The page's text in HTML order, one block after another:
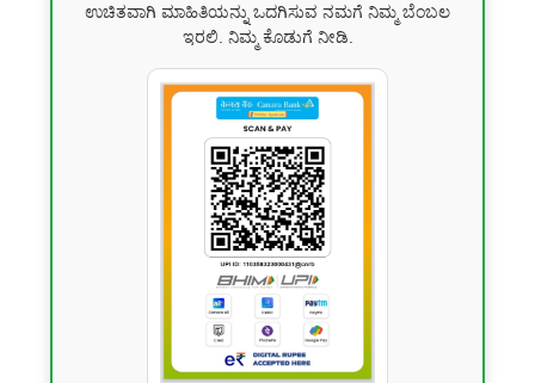
ಉಚಿತವಾಗಿ ಮಾಹಿತಿಯನ್ನು ಒದಗಿಸುವ ನಮಗೆ ನಿಮ್ಮ ಬೆಂಬಲ
ಇರಲಿ. ನಿಮ್ಮ ಕೊಡುಗೆ ನೀಡಿ.